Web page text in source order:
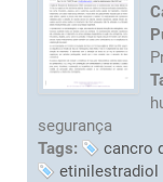
segurança
Tags:
cancro
etinilestradiol